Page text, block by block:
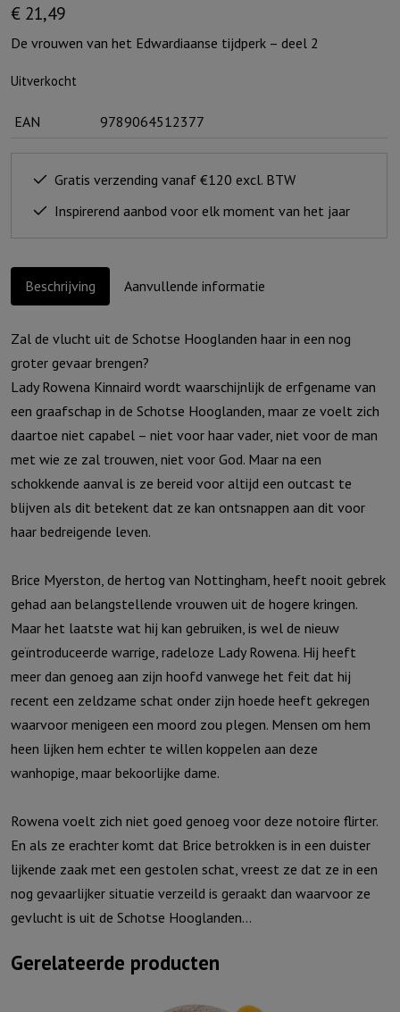
€ 21,49
De vrouwen van het Edwardiaanse tijdperk – deel 2
Uitverkocht
EAN 9789064512377
Gratis verzending vanaf €120 excl. BTW
Inspirerend aanbod voor elk moment van het jaar
Beschrijving Aanvullende informatie
Zal de vlucht uit de Schotse Hooglanden haar in een nog
groter gevaar brengen?
Lady Rowena Kinnaird wordt waarschijnlijk de erfgename van
een graafschap in de Schotse Hooglanden, maar ze voelt zich
daartoe niet capabel – niet voor haar vader, niet voor de man
met wie ze zal trouwen, niet voor God. Maar na een
schokkende aanval is ze bereid voor altijd een outcast te
blijven als dit betekent dat ze kan ontsnappen aan dit voor
haar bedreigende leven.
Brice Myerston, de hertog van Nottingham, heeft nooit gebrek
gehad aan belangstellende vrouwen uit de hogere kringen.
Maar het laatste wat hij kan gebruiken, is wel de nieuw
geïntroduceerde warrige, radeloze Lady Rowena. Hij heeft
meer dan genoeg aan zijn hoofd vanwege het feit dat hij
recent een zeldzame schat onder zijn hoede heeft gekregen
waarvoor menigeen een moord zou plegen. Mensen om hem
heen lijken hem echter te willen koppelen aan deze
wanhopige, maar bekoorlijke dame.
Rowena voelt zich niet goed genoeg voor deze notoire flirter.
En als ze erachter komt dat Brice betrokken is in een duister
lijkende zaak met een gestolen schat, vreest ze dat ze in een
nog gevaarlijker situatie verzeild is geraakt dan waarvoor ze
gevlucht is uit de Schotse Hooglanden…
Gerelateerde producten